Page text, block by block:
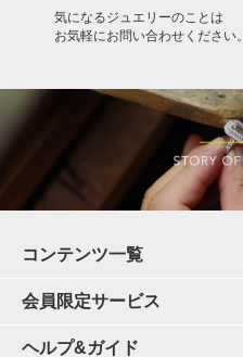
気になるジュエリーのことは
お気軽にお問い合わせください。
コンテンツ一覧
会員限定サービス
ヘルプ&ガイド